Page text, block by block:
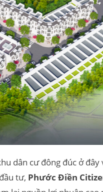
dân cư đông đúc ở
tư, Phước Điền